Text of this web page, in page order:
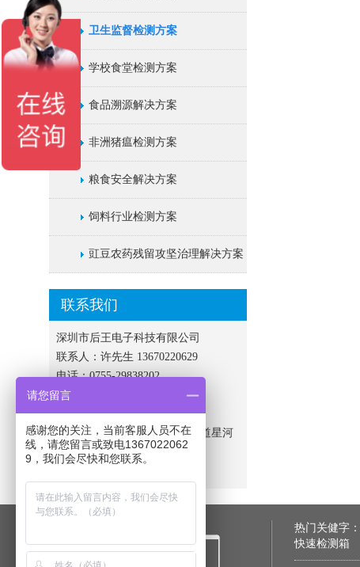
卫生监督检测方案
学校食堂检测方案
食品溯源解决方案
非洲猪瘟检测方案
粮食安全解决方案
饲料行业检测方案
豇豆农药残留攻坚治理解决方案
联系我们
深圳市后王电子科技有限公司
联系人：许先生 13670220629
电话：0755-29838202
传真：0755-29829722
邮箱：houwdz@126.com
地址：深圳市龙华新区民治街道星河
传奇三期1栋C座1107
热门关健字：
快速检测箱
请您留言
感谢您的关注，当前客服人员不在
线，请您留言或致电1367022062
9，我们会尽快和您联系。